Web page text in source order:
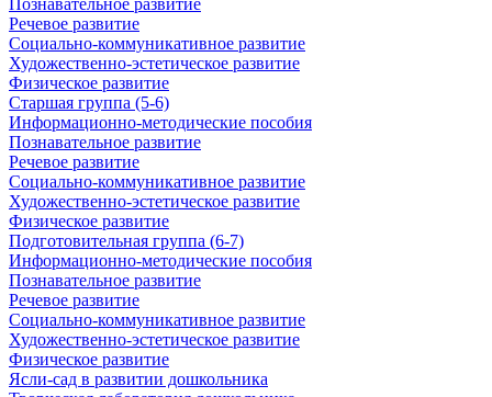
Познавательное развитие
Речевое развитие
Социально-коммуникативное развитие
Художественно-эстетическое развитие
Физическое развитие
Старшая группа (5-6)
Информационно-методические пособия
Познавательное развитие
Речевое развитие
Социально-коммуникативное развитие
Художественно-эстетическое развитие
Физическое развитие
Подготовительная группа (6-7)
Информационно-методические пособия
Познавательное развитие
Речевое развитие
Социально-коммуникативное развитие
Художественно-эстетическое развитие
Физическое развитие
Ясли-сад в развитии дошкольника